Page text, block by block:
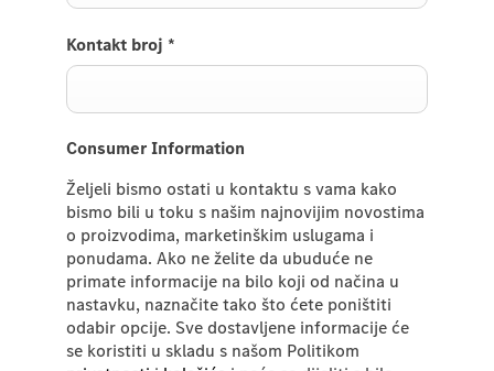
Kontakt broj *
Consumer Information
Željeli bismo ostati u kontaktu s vama kako
bismo bili u toku s našim najnovijim novostima
o proizvodima, marketinškim uslugama i
ponudama. Ako ne želite da ubuduće ne
primate informacije na bilo koji od načina u
nastavku, naznačite tako što ćete poništiti
odabir opcije. Sve dostavljene informacije će
se koristiti u skladu s našom Politikom